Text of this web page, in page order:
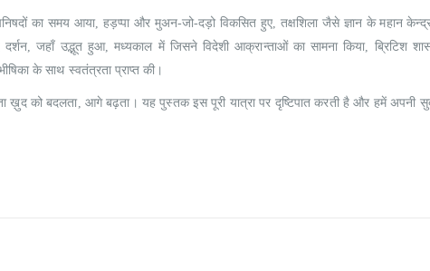
का समय आया, हड़प्पा और मुअन-जो-दड़ो विकसित हुए, तक्षशिला जैसे ज्ञान के महान
जहाँ उद्भूत हुआ, मध्यकाल में जिसने विदेशी आक्रान्ताओं का सामना किया, ब्रिटिश
के साथ स्वतंत्रता प्राप्त की।
को बदलता, आगे बढ़ता। यह पुस्तक इस पूरी यात्रा पर दृष्टिपात करती है और हमें अपनी
0 out of 5
₹215.00 ₹190.00 0 out of 5
₹ 215.00 ₹190.00